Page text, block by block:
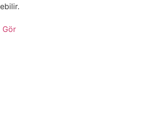
Gör